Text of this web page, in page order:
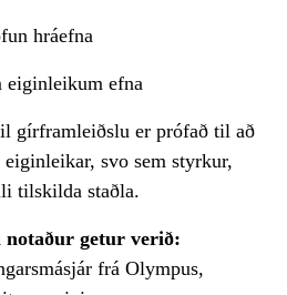
hráefna
efna
gírframleiðslu er prófað til að
svo sem styrkur,
tilskilda staðla.
notaður getur verið:
frá Olympus,